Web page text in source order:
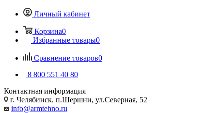
Личный кабинет
Корзина0
Избранные товары0
Сравнение товаров0
8 800 551 40 80
Контактная информация
г. Челябинск, п.Шершни, ул.Северная, 52
info@armtehno.ru